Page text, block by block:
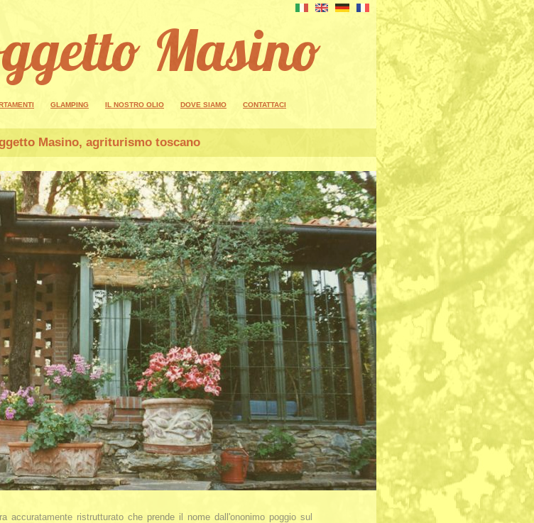
Masino
GLAMPING IL NOSTRO OLIO DOVE SIAMO CONTATTACI
Masino, agriturismo toscano
accuratamente ristrutturato che prende il nome dall'ononimo poggio sul